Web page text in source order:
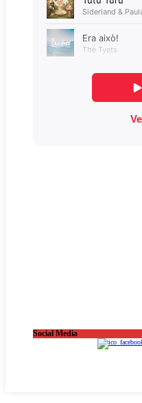
Social Media